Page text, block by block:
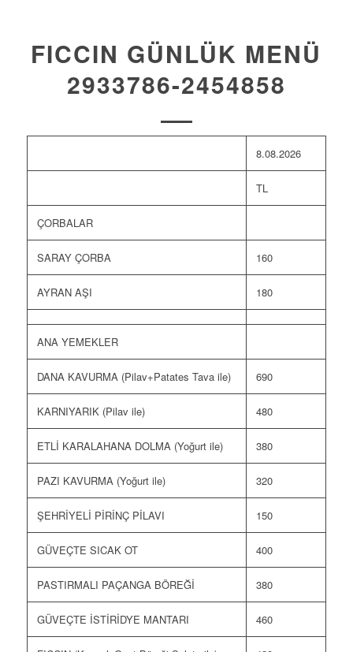
FICCIN GÜNLÜK MENÜ
2933786-2454858
8.08.2026
TL
ÇORBALAR
SARAY ÇORBA 160
AYRAN AŞI 180
ANA YEMEKLER
DANA KAVURMA (Pilav+Patates Tava ile) 690
KARNIYARIK (Pilav ile) 480
ETLİ KARALAHANA DOLMA (Yoğurt ile) 380
PAZI KAVURMA (Yoğurt ile) 320
ŞEHRİYELİ PİRİNÇ PİLAVI 150
GÜVEÇTE SICAK OT 400
PASTIRMALI PAÇANGA BÖREĞİ 380
GÜVEÇTE İSTİRİDYE MANTARI 460